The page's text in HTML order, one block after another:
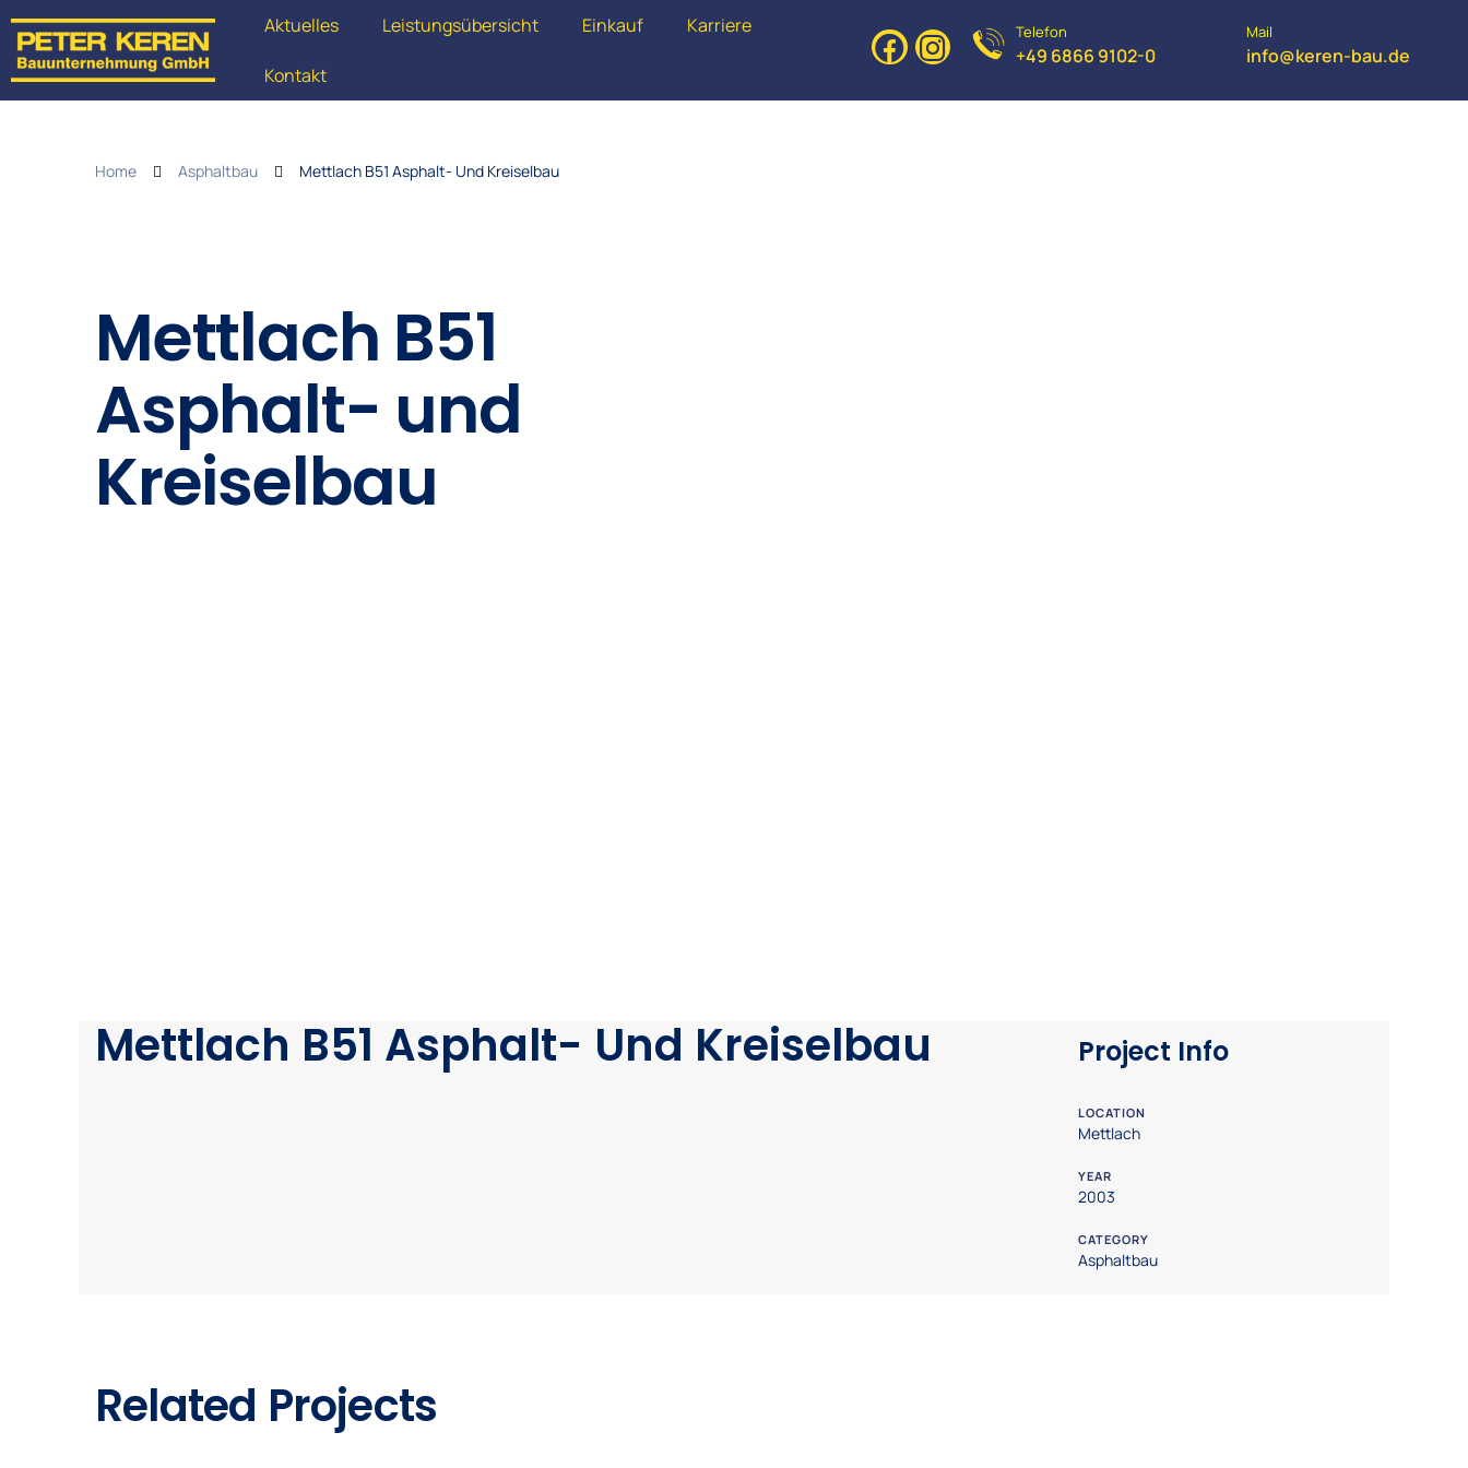
Aktuelles Leistungsübersicht Einkauf Karriere
Kontakt
Telefon
+49 6866 9102-0
Mail
info@keren-bau.de
Home Asphaltbau Mettlach B51 Asphalt- Und Kreiselbau
Mettlach B51
Asphalt- und
Kreiselbau
Mettlach B51 Asphalt- Und Kreiselbau Project Info
LOCATION
Mettlach
YEAR
2003
CATEGORY
Asphaltbau
Related Projects